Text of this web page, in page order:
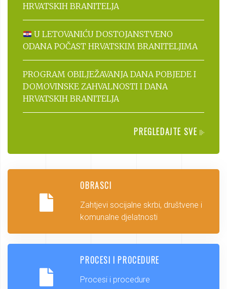
HRVATSKIH BRANITELJA
U LETOVANIĆU DOSTOJANSTVENO
ODANA POČAST HRVATSKIM BRANITELJIMA
PROGRAM OBILJEŽAVANJA DANA POBJEDE I
DOMOVINSKE ZAHVALNOSTI I DANA
HRVATSKIH BRANITELJA
PREGLEDAJTE SVE
OBRASCI
Zahtjevi socijalne skrbi, društvene i
komunalne djelatnosti
PROCESI I PROCEDURE
Procesi i procedure